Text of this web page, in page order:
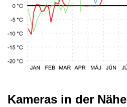
Kameras in der Nähe